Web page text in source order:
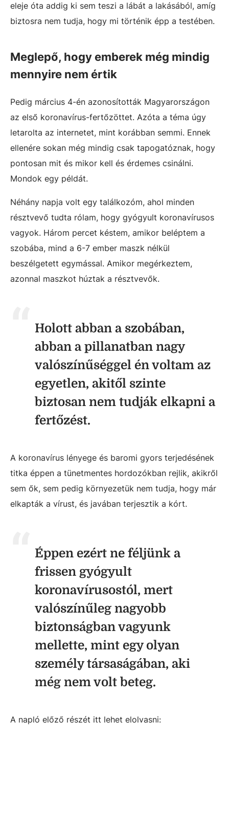
eleje óta addig ki sem teszi a lábát a lakásából, amíg
biztosra nem tudja, hogy mi történik épp a testében.
Meglepő, hogy emberek még mindig
mennyire nem értik
Pedig március 4-én azonosították Magyarországon
az első koronavírus-fertőzöttet. Azóta a téma úgy
letarolta az internetet, mint korábban semmi. Ennek
ellenére sokan még mindig csak tapogatóznak, hogy
pontosan mit és mikor kell és érdemes csinálni.
Mondok egy példát.
Néhány napja volt egy találkozóm, ahol minden
résztvevő tudta rólam, hogy gyógyult koronavírusos
vagyok. Három percet késtem, amikor beléptem a
szobába, mind a 6-7 ember maszk nélkül
beszélgetett egymással. Amikor megérkeztem,
azonnal maszkot húztak a résztvevők.
Holott abban a szobában,
abban a pillanatban nagy
valószínűséggel én voltam az
egyetlen, akitől szinte
biztosan nem tudják elkapni a
fertőzést.
A koronavírus lényege és baromi gyors terjedésének
titka éppen a tünetmentes hordozókban rejlik, akikről
sem ők, sem pedig környezetük nem tudja, hogy már
elkapták a vírust, és javában terjesztik a kórt.
Éppen ezért ne féljünk a
frissen gyógyult
koronavírusostól, mert
valószínűleg nagyobb
biztonságban vagyunk
mellette, mint egy olyan
személy társaságában, aki
még nem volt beteg.
A napló előző részét itt lehet elolvasni: